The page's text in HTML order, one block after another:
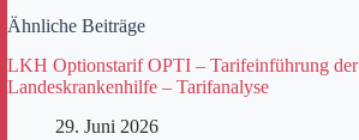
Ähnliche Beiträge
LKH Optionstarif OPTI – Tarifeinführung der
Landeskrankenhilfe – Tarifanalyse
29. Juni 2026